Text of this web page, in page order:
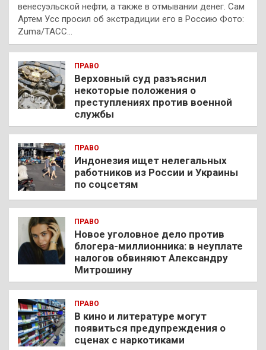
венесуэльской нефти, а также в отмывании денег. Сам
Артем Усс просил об экстрадиции его в Россию Фото:
Zuma/ТАСС…
ПРАВО
Верховный суд разъяснил
некоторые положения о
преступлениях против военной
службы
ПРАВО
Индонезия ищет нелегальных
работников из России и Украины
по соцсетям
ПРАВО
Новое уголовное дело против
блогера-миллионника: в неуплате
налогов обвиняют Александру
Митрошину
ПРАВО
В кино и литературе могут
появиться предупреждения о
сценах с наркотиками